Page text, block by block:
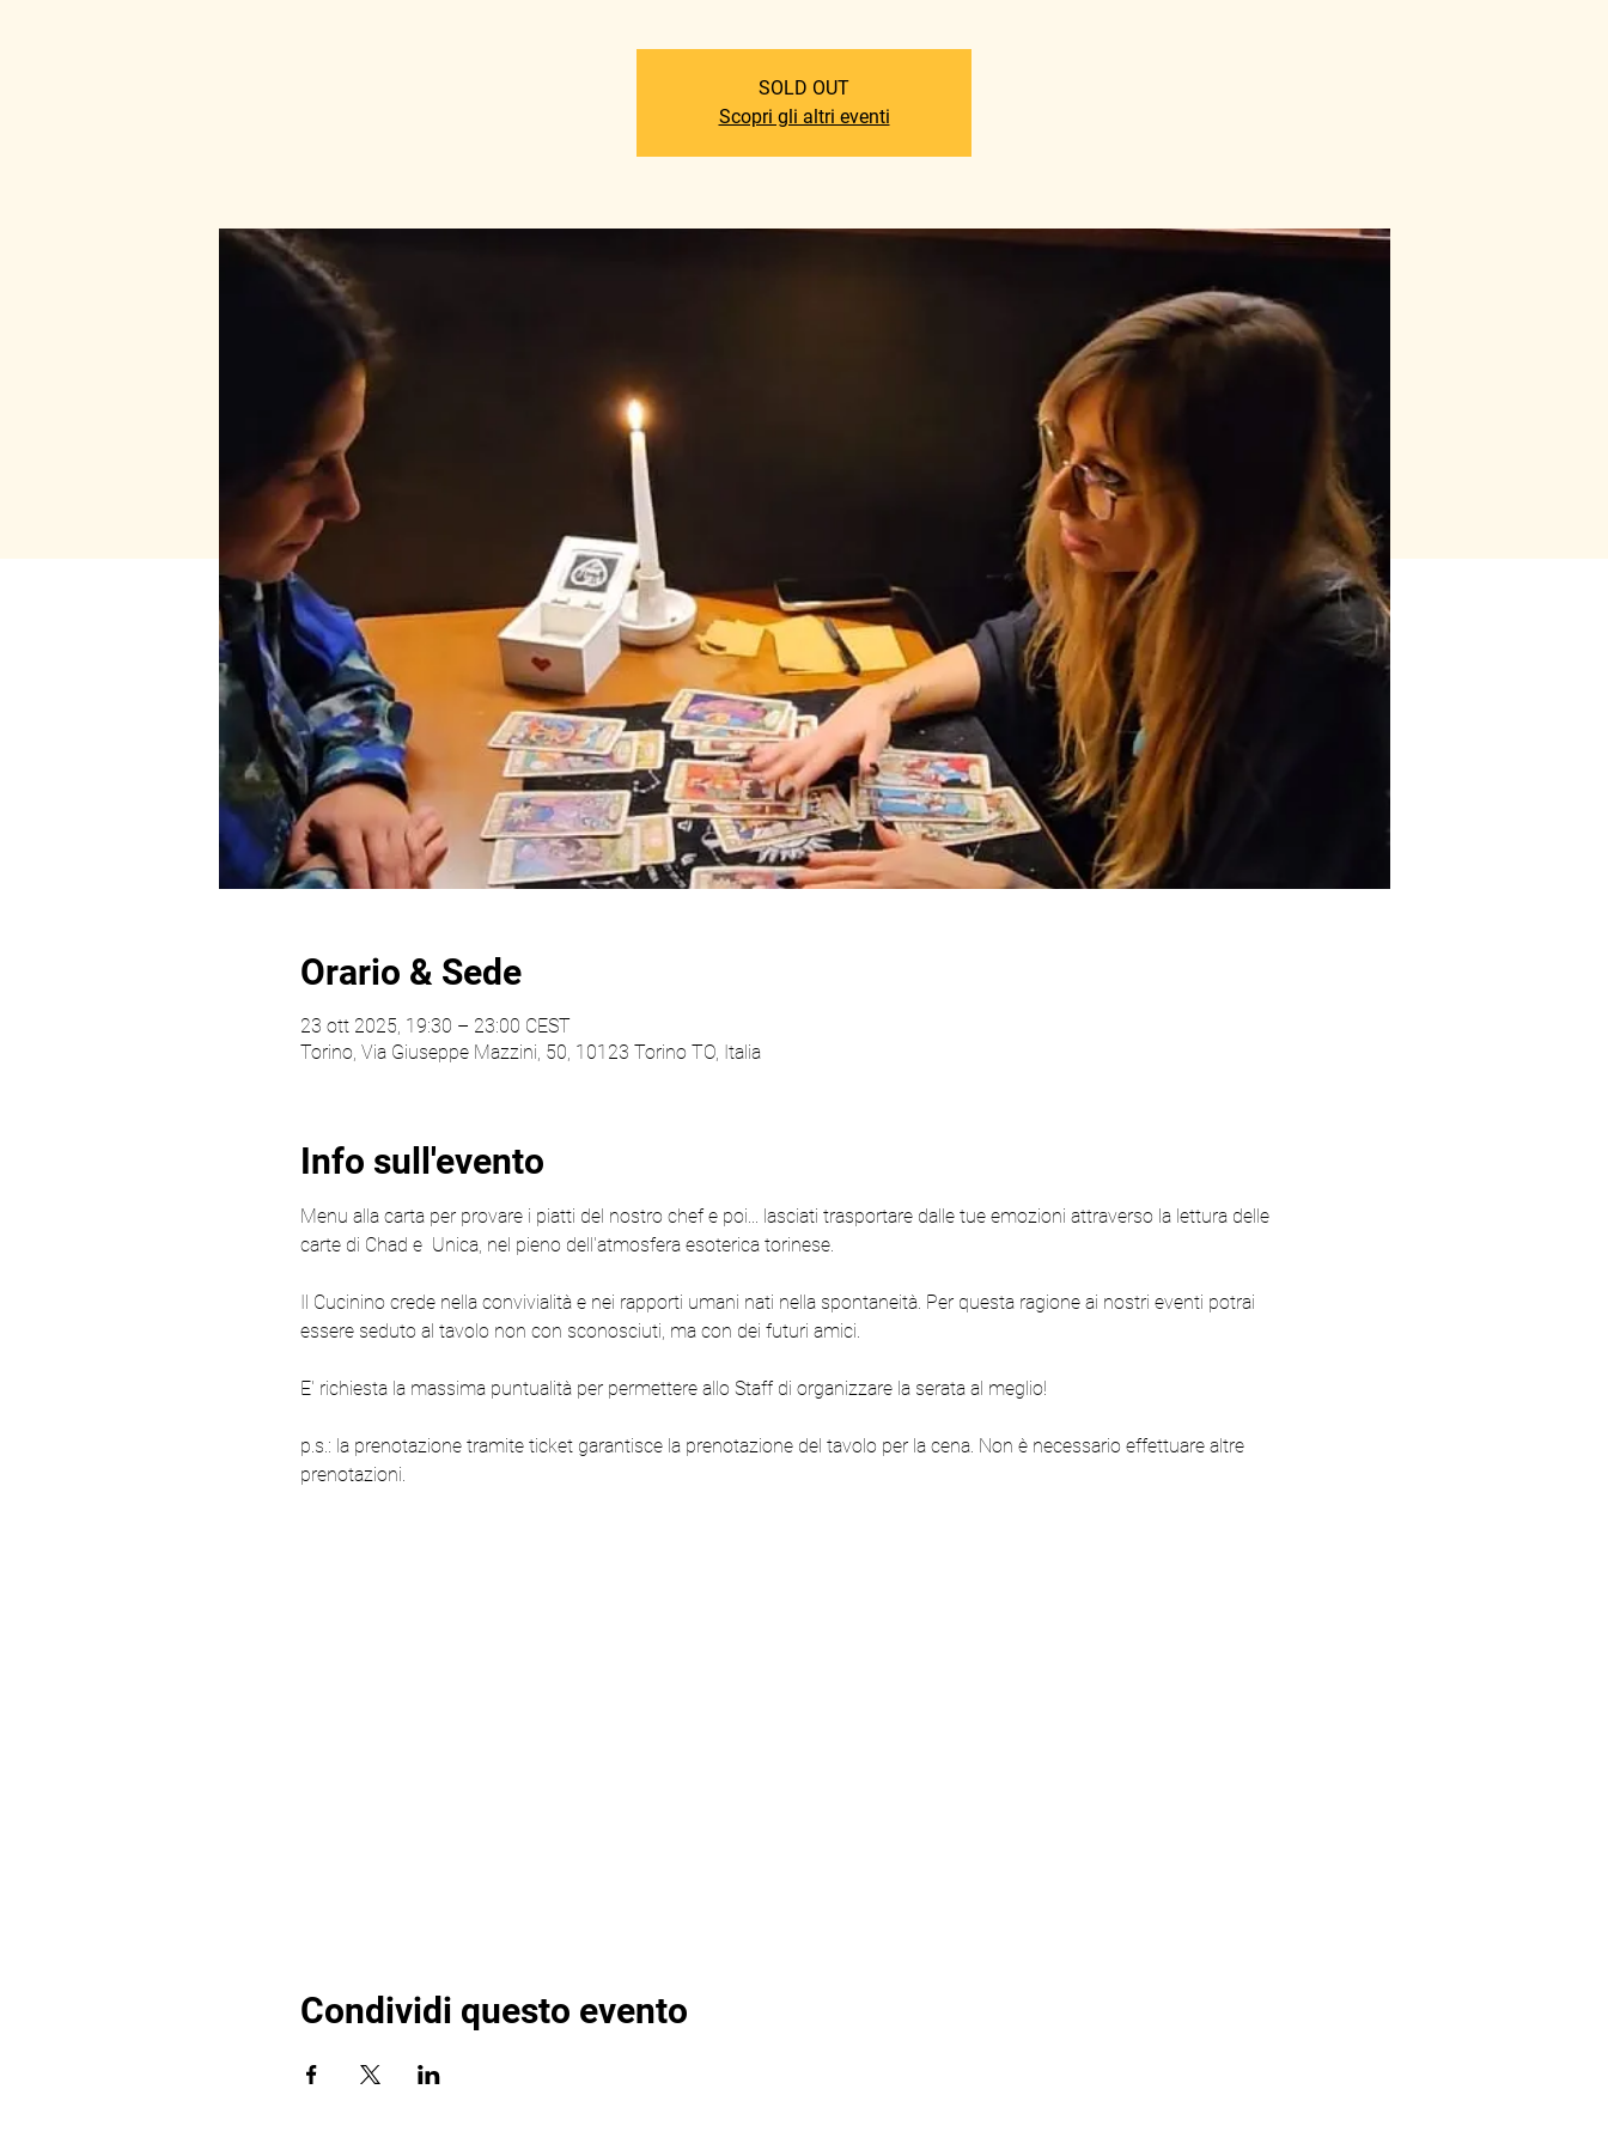
SOLD OUT
Scopri gli altri eventi
Orario & Sede
23 ott 2025, 19:30 – 23:00 CEST
Torino, Via Giuseppe Mazzini, 50, 10123 Torino TO, Italia
Info sull'evento
Menu alla carta per provare i piatti del nostro chef e poi... lasciati trasportare dalle tue emozioni attraverso la lettura delle
carte di Chad e  Unica, nel pieno dell'atmosfera esoterica torinese.
Il Cucinino crede nella convivialità e nei rapporti umani nati nella spontaneità. Per questa ragione ai nostri eventi potrai
essere seduto al tavolo non con sconosciuti, ma con dei futuri amici.
E' richiesta la massima puntualità per permettere allo Staff di organizzare la serata al meglio!
p.s.: la prenotazione tramite ticket garantisce la prenotazione del tavolo per la cena. Non è necessario effettuare altre
prenotazioni.
Condividi questo evento